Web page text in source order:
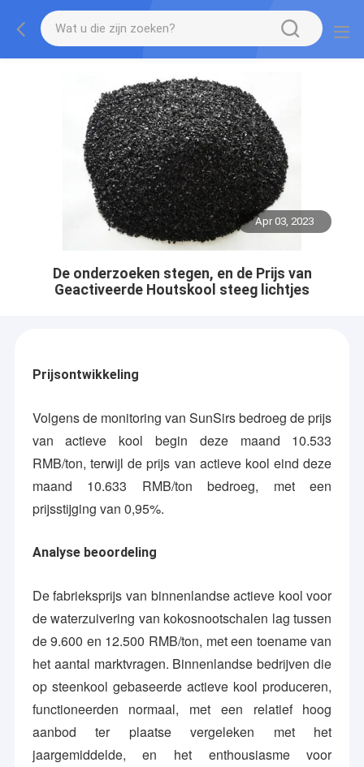
Apr 03, 2023
De onderzoeken stegen, en de Prijs van
Geactiveerde Houtskool steeg lichtjes
Prijsontwikkeling
Volgens de monitoring van SunSirs bedroeg de prijs
van actieve kool begin deze maand 10.533
RMB/ton, terwijl de prijs van actieve kool eind deze
maand 10.633 RMB/ton bedroeg, met een
prijsstijging van 0,95%.
Analyse beoordeling
De fabrieksprijs van binnenlandse actieve kool voor
de waterzuivering van kokosnootschalen lag tussen
de 9.600 en 12.500 RMB/ton, met een toename van
het aantal marktvragen. Binnenlandse bedrijven die
op steenkool gebaseerde actieve kool produceren,
functioneerden normaal, met een relatief hoog
aanbod ter plaatse vergeleken met het
jaargemiddelde, en het enthousiasme voor